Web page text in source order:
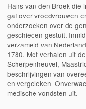
Hans van den Broek die
gaf over vroedvrouwen
onderzoeken over de
geschieden gestuit.
verzameld van
1780. Met verhalen uit
Scherpenheuvel,
beschrijvingen van
en vergeleken.
medische vondsten uit.